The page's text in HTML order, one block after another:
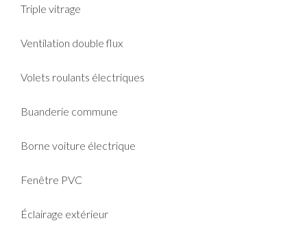
Triple vitrage
Ventilation double flux
Volets roulants électriques
Buanderie commune
Borne voiture électrique
Fenêtre PVC
Éclairage extérieur